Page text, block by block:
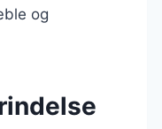
og